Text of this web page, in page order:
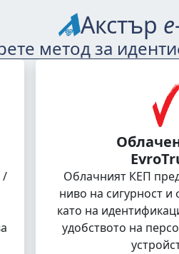
Акстър е
метод за
/
Облачният КЕП
ниво на сигурност
като на
удобството на